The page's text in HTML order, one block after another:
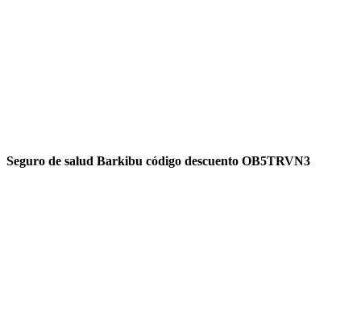
Seguro de salud Barkibu código descuento OB5TRVN3